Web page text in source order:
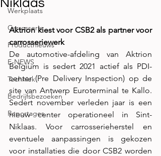
Werkplaats
Carrosserie
Productnieuws
E-NEWS
Techniek
Bedrijfsbezoeken
Reportages
Niklaas
Aktrion kiest voor CSB2 als partner voor
carrosseriewerk
De automotive-afdeling van Aktrion
Belgium is sedert 2021 actief als PDI-
center (Pre Delivery Inspection) op de
site van Antwerp Euroterminal te Kallo.
Sedert november verleden jaar is een
nieuw center operationeel in Sint-
Niklaas. Voor carrosserieherstel en
eventuele aanpassingen is gekozen
voor installaties die door CSB2 worden